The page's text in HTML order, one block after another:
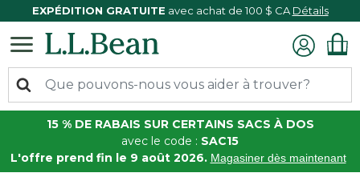
EXPÉDITION GRATUITE avec achat de 100 $ CA Détails
15 % DE RABAIS SUR CERTAINS SACS À DOS
avec le code : SAC15
L'offre prend fin le 9 août 2026. Magasiner dès maintenant